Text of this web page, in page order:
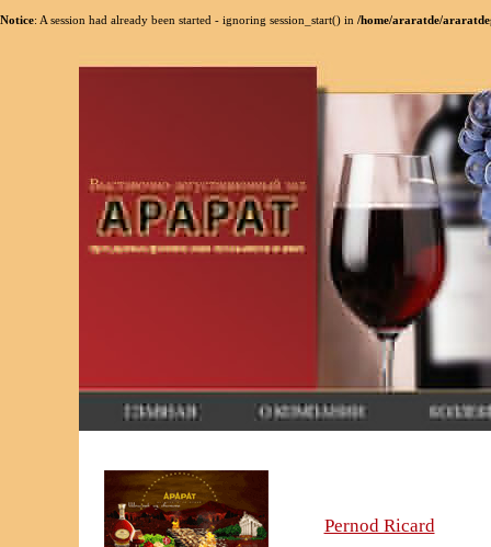
Notice: A session had already been started - ignoring session_start() in /home/araratde/
Pernod Ricard